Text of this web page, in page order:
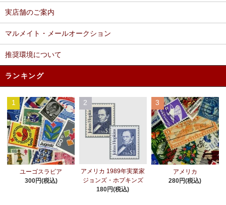
実店舗のご案内
マルメイト・メールオークション
推奨環境について
ランキング
1
ユーゴスラビア
300円(税込)
2
アメリカ 1989年実業家
ジョンズ・ホプキンズ
180円(税込)
3
アメリカ
280円(税込)